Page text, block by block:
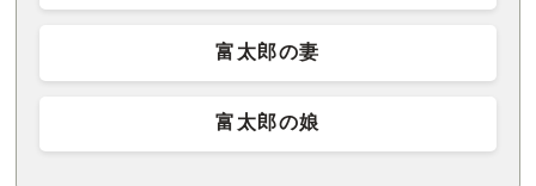
富太郎の妻
富太郎の娘